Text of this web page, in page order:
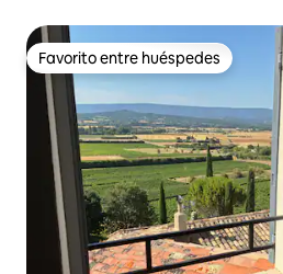
Favorito entre huéspedes
Favorito entre huéspedes